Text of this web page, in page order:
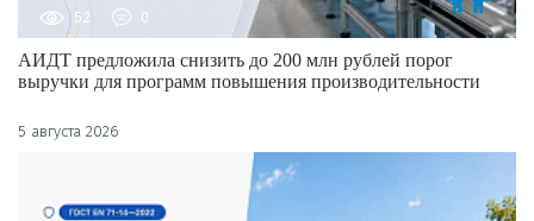
52 0
АИДТ предложила снизить до 200 млн рублей порог
выручки для программ повышения производительности
5 августа 2026